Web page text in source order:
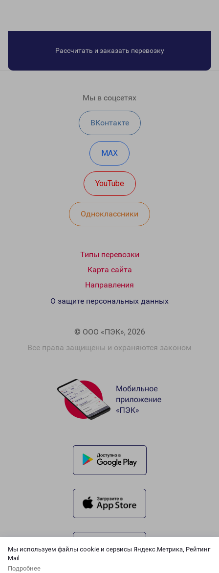
Мы используем файлы cookie и сервисы Яндекс.Метрика, Рейтинг
Mail
Подробнее
Рассчитать и заказать перевозку
Мы в соцсетях
ВКонтакте
MAX
YouTube
Одноклассники
Типы перевозки
Карта сайта
Направления
© ООО «ПЭК», 2026
Все права защищены и охраняются законом
О защите персональных данных